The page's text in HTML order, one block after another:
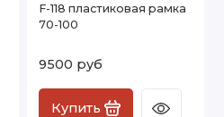
F-118 пластиковая рамка
70-100
9500 руб
Купить